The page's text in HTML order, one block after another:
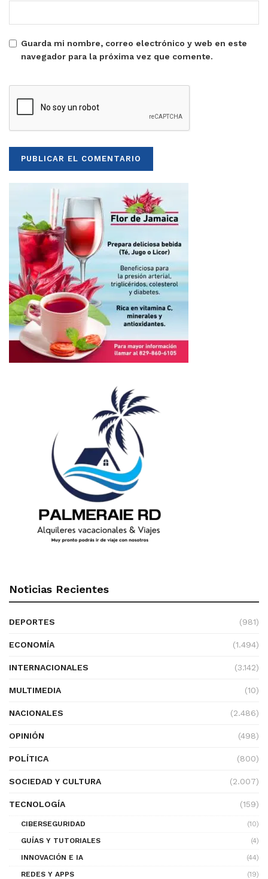
Guarda mi nombre, correo electrónico y web en este
navegador para la próxima vez que comente.
Noticias Recientes
DEPORTES (981)
ECONOMÍA (1.494)
INTERNACIONALES (3.142)
MULTIMEDIA (10)
NACIONALES (2.486)
OPINIÓN (498)
POLÍTICA (800)
SOCIEDAD Y CULTURA (2.007)
TECNOLOGÍA (159)
CIBERSEGURIDAD
(10)
GUÍAS Y TUTORIALES
(4)
INNOVACIÓN E IA
(44)
REDES Y APPS
(19)